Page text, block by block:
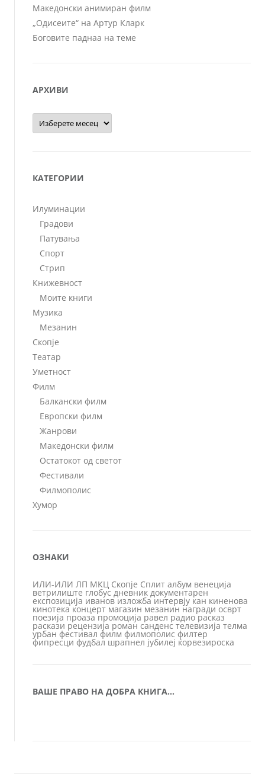
Македонски анимиран филм
„Одисеите“ на Артур Кларк
Боговите паднаа на теме
АРХИВИ
Архиви
КАТЕГОРИИ
Илуминации
Градови
Патувања
Спорт
Стрип
Книжевност
Моите книги
Музика
Мезанин
Скопје
Театар
Уметност
Филм
Балкански филм
Европски филм
Жанрови
Македонски филм
Остатокот од светот
Фестивали
Филмополис
Хумор
ОЗНАКИ
ИЛИ-ИЛИ ЛП МКЦ Скопје Сплит албум венеција
ветрилиште глобус дневник документарен
експозиција иванов изложба интервју кан киненова
кинотека концерт магазин мезанин награди осврт
поезија проаза промоција равел радио расказ
раскази рецензија роман санденс телевизија телма
урбан фестивал филм филмополис филтер
фипресци фудбал шрапнел јубилеј ќорвезироска
ВАШЕ ПРАВО НА ДОБРА КНИГА…